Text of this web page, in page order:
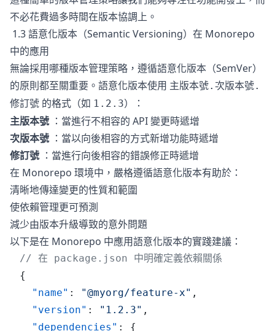
不必花費過多時間在版本協調上。
1.3 語意化版本（Semantic Versioning）在 Monorepo
中的應用
無論採用哪種版本管理策略，遵循語意化版本（SemVer）
的原則都至關重要。語意化版本使用 主版本號.次版本號.
修訂號 的格式（如 1.2.3）：
主版本號 ：當進行不相容的 API 變更時遞增
次版本號 ：當以向後相容的方式新增功能時遞增
修訂號 ：當進行向後相容的錯誤修正時遞增
在 Monorepo 環境中，嚴格遵循語意化版本有助於：
清晰地傳達變更的性質和範圍
使依賴管理更可預測
減少由版本升級導致的意外問題
以下是在 Monorepo 中應用語意化版本的實踐建議：
// 在 package.json 中明確定義依賴關係
{
  "name"
: "@myorg/feature-x" ,
  "version"
: "1.2.3" ,
  "dependencies"
: {